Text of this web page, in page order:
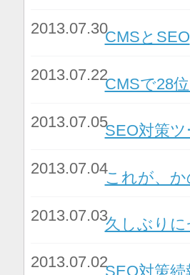
2013.07.30CMSとSEO
2013.07.22CMSで28
2013.07.05SEO対策
2013.07.04これが、か
2013.07.03久しぶり
2013.07.02SEO対策続